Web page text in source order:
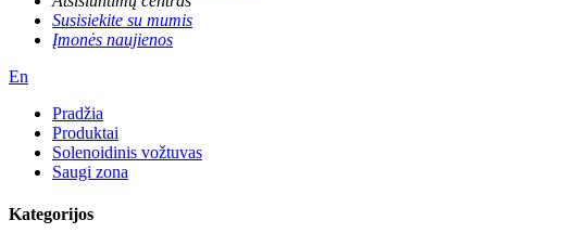
Susisiekite su mumis
Įmonės naujienos
En
Pradžia
Produktai
Solenoidinis vožtuvas
Saugi zona
Kategorijos